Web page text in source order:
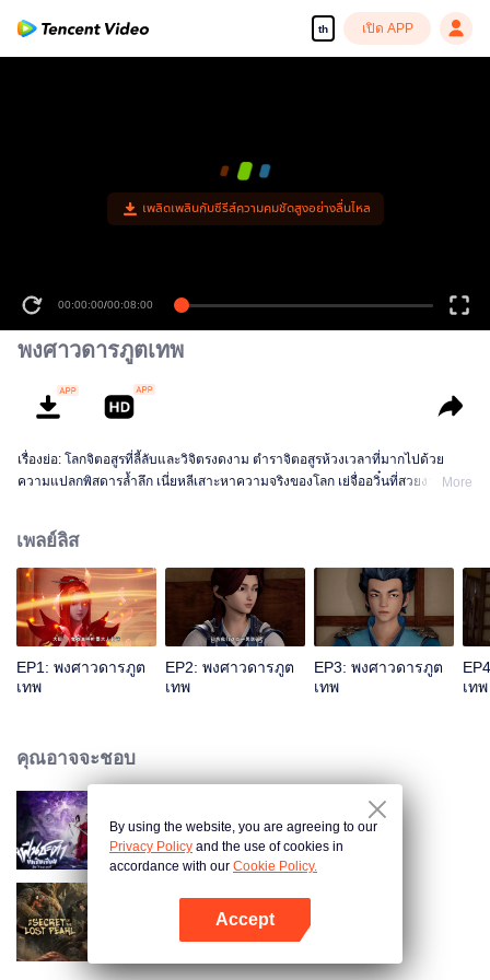
th เปิด APP
เพลิดเพลินกับซีรีส์ความคมชัดสูงอย่างลื่นไหล
00:00:00/00:08:00
พงศาวดารภูตเทพ
เรื่องย่อ: โลกจิตอสูรที่ลี้ลับและวิจิตรงดงาม ตำราจิตอสูรห้วงเวลาที่มากไปด้วย
ความแปลกพิสดารล้ำลึก เนี่ยหลีเสาะหาความจริงของโลก เย่จื่ออวิ๋นที่สวยงามอ่อน
ยาก ฝึกฝนวรยุทธ์ที่ล้ำเลิศที่สุด พลังแห่งจิตอสูรที่แข็งแกร่งที่สุด ก้าวเข้าสู่ระดับ
สูงสุดแห่งวิถียุทธ์ ข้าเนี่ยหลี จะต้องกลายเป็นผู้ฝึกจิตอสูรที่ยิ่งใหญ่ที่สุดให้จงได้!
More
เพลย์ลิส
EP1: พงศาวดารภูต
เทพ
EP2: พงศาวดารภูต
เทพ
EP3: พงศาวดารภูต
เทพ
เทพ
คุณอาจจะชอบ
ฝืนชะตาท้าเป็นเซียน (พากย์ไทย)
ตำนานไข่มุกพิศวง
By using the website, you are agreeing to our
Privacy Policy and the use of cookies in
accordance with our Cookie Policy.
Accept